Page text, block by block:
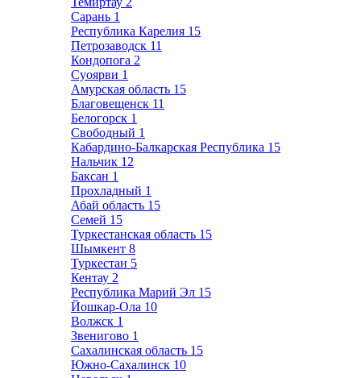
Сарань 1
Республика Карелия 15
Петрозаводск 11
Кондопога 2
Суоярви 1
Амурская область 15
Благовещенск 11
Белогорск 1
Свободный 1
Кабардино-Балкарская Республика 15
Нальчик 12
Баксан 1
Прохладный 1
Абай область 15
Семей 15
Туркестанская область 15
Шымкент 8
Туркестан 5
Кентау 2
Республика Марий Эл 15
Йошкар-Ола 10
Волжск 1
Звенигово 1
Сахалинская область 15
Южно-Сахалинск 10